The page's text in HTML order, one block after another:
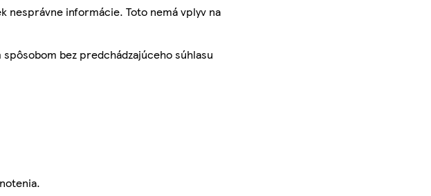
nesprávne informácie. Toto nemá vplyv na
bez predchádzajúceho súhlasu